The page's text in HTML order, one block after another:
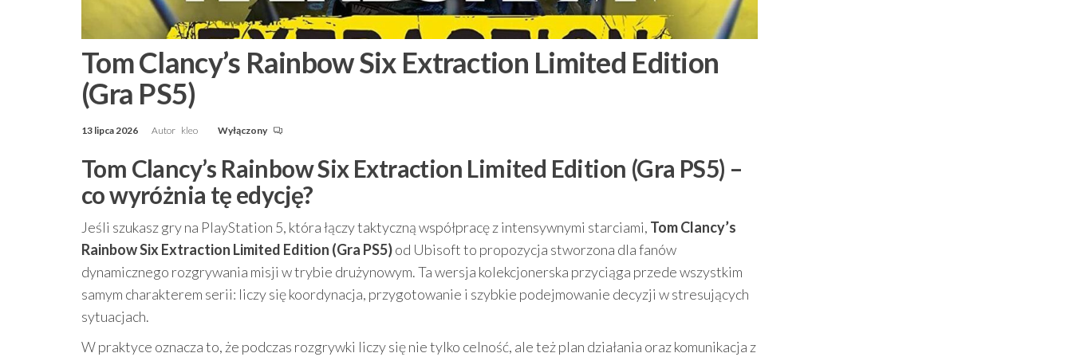
Tom Clancy’s Rainbow Six Extraction Limited Edition
(Gra PS5)
13 lipca 2026 Autor kleo Wyłączony
Tom Clancy’s Rainbow Six Extraction Limited Edition (Gra PS5) –
co wyróżnia tę edycję?
Jeśli szukasz gry na PlayStation 5, która łączy taktyczną współpracę z intensywnymi starciami, Tom Clancy’s
Rainbow Six Extraction Limited Edition (Gra PS5)od Ubisoft to propozycja stworzona dla fanów
dynamicznego rozgrywania misji w trybie drużynowym. Ta wersja kolekcjonerska przyciąga przede wszystkim
samym charakterem serii: liczy się koordynacja, przygotowanie i szybkie podejmowanie decyzji w stresujących
sytuacjach.
W praktyce oznacza to, że podczas rozgrywki liczy się nie tylko celność, ale też plan działania oraz komunikacja z